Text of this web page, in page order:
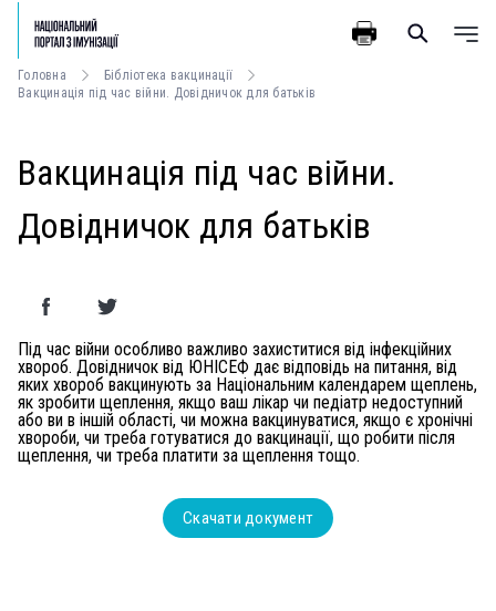
Головна
Бібліотека вакцинації
Вакцинація під час війни. Довідничок для батьків
Вакцинація під час війни.
Довідничок для батьків
Під час війни особливо важливо захиститися від інфекційних
хвороб. Довідничок від ЮНІСЕФ дає відповідь на питання, від
яких хвороб вакцинують за Національним календарем щеплень,
як зробити щеплення, якщо ваш лікар чи педіатр недоступний
або ви в іншій області, чи можна вакцинуватися, якщо є хронічні
хвороби, чи треба готуватися до вакцинації, що робити після
щеплення, чи треба платити за щеплення тощо.
Скачати документ